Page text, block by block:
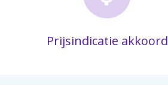
Prijsindicatie akkoord